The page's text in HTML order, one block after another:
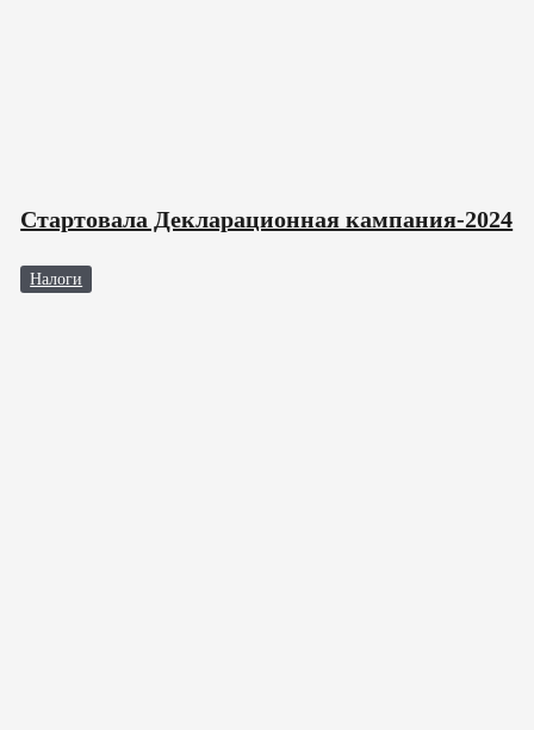
Стартовала Декларационная кампания-2024
Налоги